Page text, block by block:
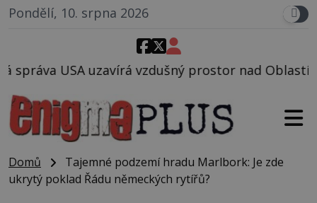
Pondělí, 10. srpna 2026
prostor nad Oblastí 51, mohlo to souviset
Domů
Tajemné podzemí hradu Marlbork: Je zde
ukrytý poklad Řádu německých rytířů?